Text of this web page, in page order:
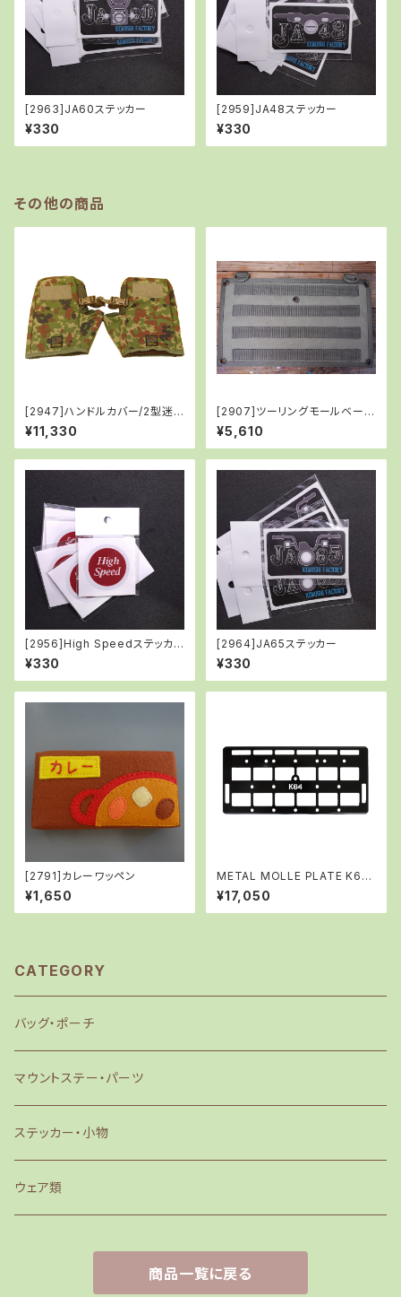
[2963]JA60ステッカー
¥330
[2959]JA48ステッカー
¥330
その他の商品
[2947]ハンドルカバー/2型迷
彩(JAPAN GROUND SELF-D
EFENSE FORCE 2型迷彩)
¥11,330
[2907]ツーリングモールベース
(L)/TAN
¥5,610
[2956]High Speedステッカ
ーΦ50mm
¥330
[2964]JA65ステッカー
¥330
[2791]カレーワッペン
¥1,650
METAL MOLLE PLATE K64
（メタル モール プレート K64）/
BLACK
¥17,050
CATEGORY
バッグ・ポーチ
マウントステー・パーツ
ステッカー・小物
ウェア類
商品一覧に戻る